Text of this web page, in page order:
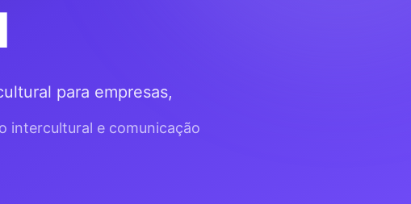
para empresas,
intercultural e comunicação